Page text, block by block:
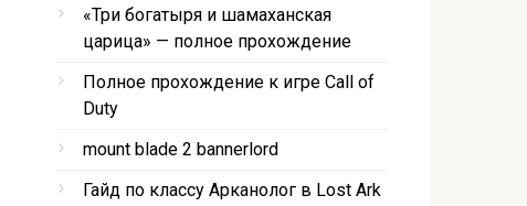
«Три богатыря и шамаханская
царица» — полное прохождение
Полное прохождение к игре Call of
Duty
mount blade 2 bannerlord
Гайд по классу Арканолог в Lost Ark